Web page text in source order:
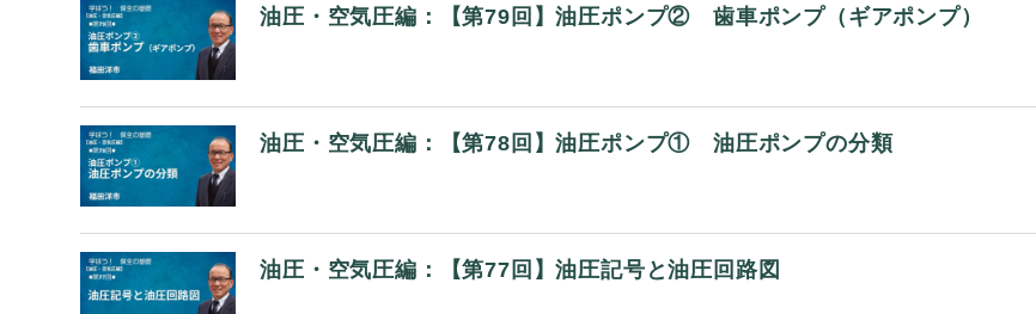
油圧・空気圧編：【第79回】油圧ポンプ② 歯車ポンプ（ギアポンプ）
油圧・空気圧編：【第78回】油圧ポンプ① 油圧ポンプの分類
油圧・空気圧編：【第77回】油圧記号と油圧回路図